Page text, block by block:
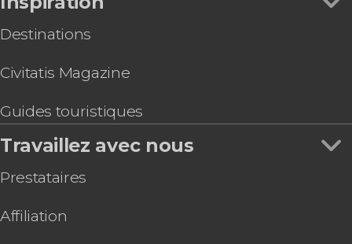
Destinations
Civitatis Magazine
Guides touristiques
Travaillez avec nous
Prestataires
Affiliation